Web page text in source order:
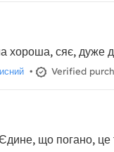
хороша, сяє,
• Verified
що погано,